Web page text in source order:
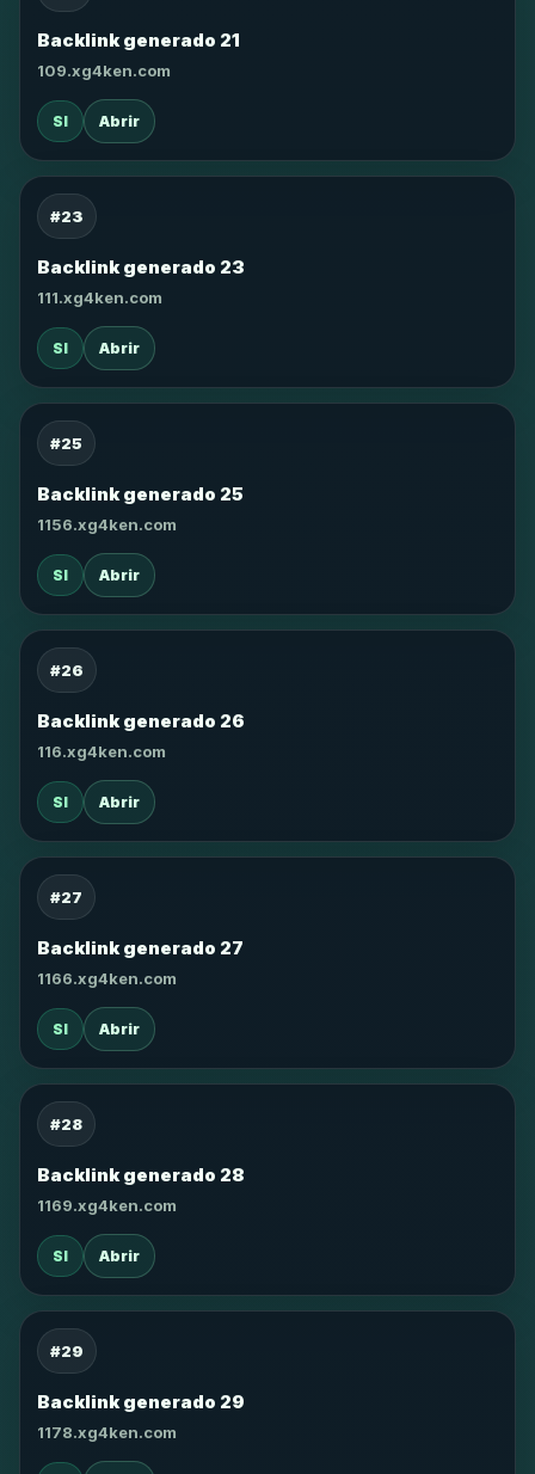
Backlink generado 21
109.xg4ken.com
SI Abrir
#23
Backlink generado 23
111.xg4ken.com
SI Abrir
#25
Backlink generado 25
1156.xg4ken.com
SI Abrir
#26
Backlink generado 26
116.xg4ken.com
SI Abrir
#27
Backlink generado 27
1166.xg4ken.com
SI Abrir
#28
Backlink generado 28
1169.xg4ken.com
SI Abrir
#29
Backlink generado 29
1178.xg4ken.com